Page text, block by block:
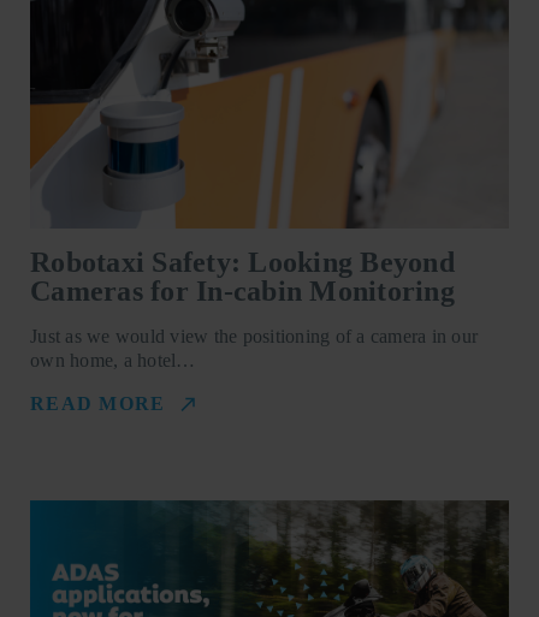
Robotaxi Safety: Looking Beyond
Cameras for In-cabin Monitoring
Just as we would view the positioning of a camera in our
own home, a hotel…
READ MORE